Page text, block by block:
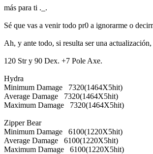
más para ti ._.
Sé que vas a venir todo pr0 a ignorarme o
Ah, y ante todo, si resulta ser una
120 Str y 90 Dex. +7 Pole Axe.
Hydra
Minimum Damage 7320(1464X5hit)
Average Damage 7320(1464X5hit)
Maximum Damage 7320(1464X5hit)
Zipper Bear
Minimum Damage 6100(1220X5hit)
Average Damage 6100(1220X5hit)
Maximum Damage 6100(1220X5hit)